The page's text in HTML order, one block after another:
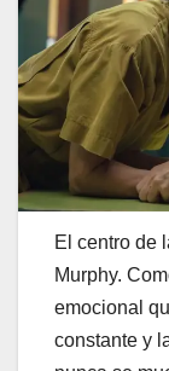
El centro de
Murphy.
emocional
constante y